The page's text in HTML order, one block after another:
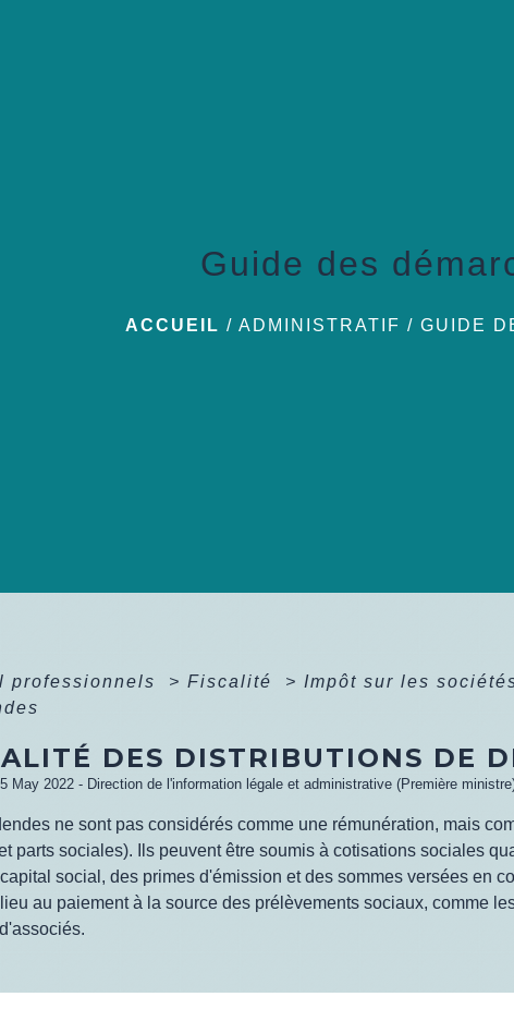
Guide des
ACCUEIL /ADMINISTRATIF /GUIDE
professionnels > Fiscalité > Impôt sur les
DES DISTRIBUTIONS DE
May 2022 - Direction de l'information légale et administrative (Première
ne sont pas considérés comme une rémunération, mais
parts sociales). Ils peuvent être soumis à cotisations sociales
social, des primes d'émission et des sommes versées en
au paiement à la source des prélèvements sociaux, comme